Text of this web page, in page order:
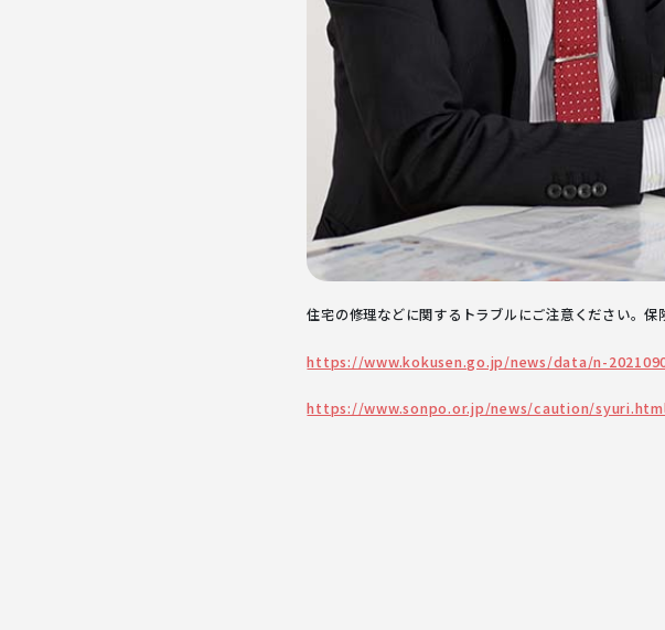
住宅の修理などに関するトラブルにご注意ください。保
https://www.kokusen.go.jp/news/data/n-
https://www.sonpo.or.jp/news/caution/